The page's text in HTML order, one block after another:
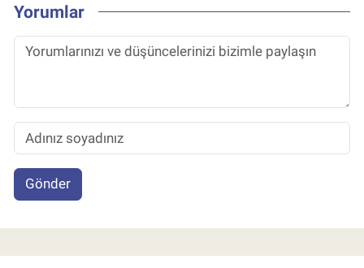
Yorumlar
Gönder